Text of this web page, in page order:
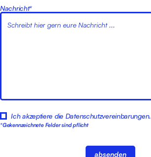
Nachricht*
Ich akzeptiere die Datenschutzvereinbarungen.
*Gekennzeichnete Felder sind pflicht